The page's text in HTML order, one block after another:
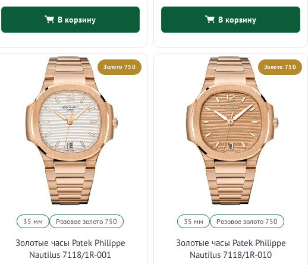
В корзину В корзину
Золото 750
35 мм Розовое золото 750
Золотые часы Patek Philippe
Nautilus 7118/1R-001
Золото 750
35 мм Розовое золото 750
Золотые часы Patek Philippe
Nautilus 7118/1R-010